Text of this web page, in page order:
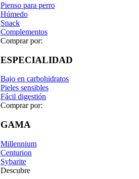
Pienso para perro
Húmedo
Snack
Complementos
Comprar por:
ESPECIALIDAD
Bajo en carbohidratos
Pieles sensibles
Fácil digestión
Comprar por:
GAMA
Millennium
Centurion
Sybarite
Descubre